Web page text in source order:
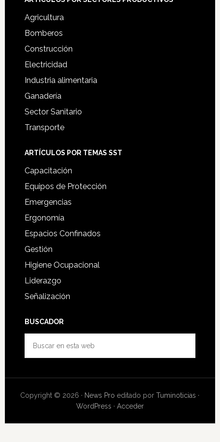
Agricultura
Bomberos
Construcción
Electricidad
Industria alimentaria
Ganadería
Sector Sanitario
Transporte
ARTÍCULOS POR TEMAS SST
Capacitación
Equipos de Protección
Emergencias
Ergonomía
Espacios Confinados
Gestión
Higiene Ocupacional
Liderazgo
Señalización
BUSCADOR
web
Copyright © 2026 · News Pro editado porTuminoticias ·
WordPress · Acceder